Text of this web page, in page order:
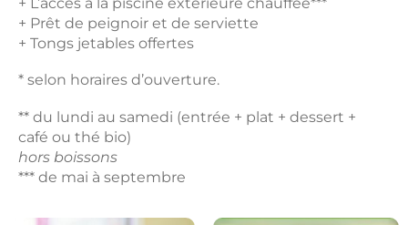
+ Prêt de peignoir et de serviette
+ Tongs jetables offertes
* selon horaires d’ouverture.
** du lundi au samedi (entrée + plat + dessert +
café ou thé bio)
hors boissons
*** de mai à septembre